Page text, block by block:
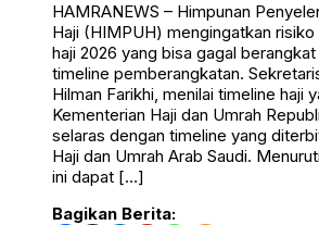
HAMRANEWS – Himpunan
Haji (HIMPUH) mengingatkan risiko
haji 2026 yang bisa gagal
timeline pemberangkatan.
Hilman Farikhi, menilai timeline haji
Kementerian Haji dan Umrah
selaras dengan timeline yang
Haji dan Umrah Arab Saudi.
ini dapat […]
Bagikan Berita: